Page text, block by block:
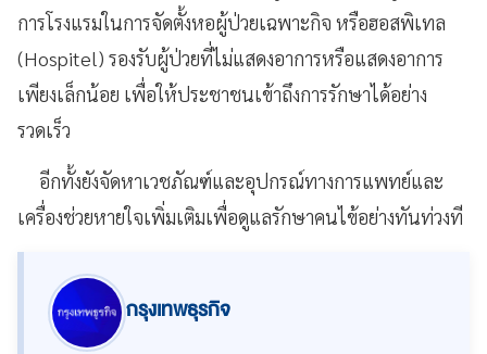
การโรงแรมในการจัดตั้งหอผู้ป่วยเฉพาะกิจ หรือฮอสพิเทล
(Hospitel) รองรับผู้ป่วยที่ไม่แสดงอาการหรือแสดงอาการ
เพียงเล็กน้อย เพื่อให้ประชาชนเข้าถึงการรักษาได้อย่าง
รวดเร็ว
อีกทั้งยังจัดหาเวชภัณฑ์และอุปกรณ์ทางการแพทย์และ
เครื่องช่วยหายใจเพิ่มเติมเพื่อดูแลรักษาคนไข้อย่างทันท่วงที
กรุงเทพธุรกิจ